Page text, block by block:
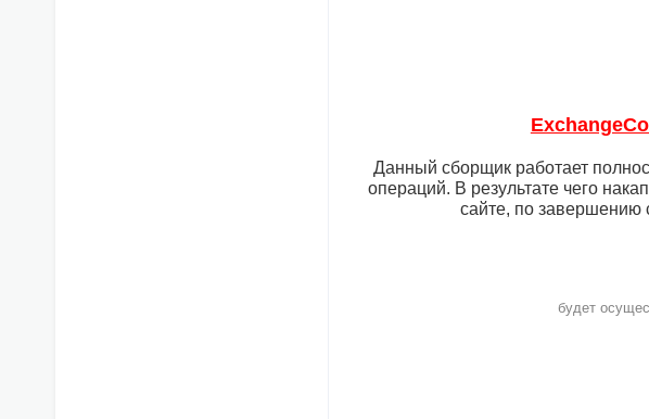
Данный сборщик работает
операций. В результате чего
сайте, по завершению
будет